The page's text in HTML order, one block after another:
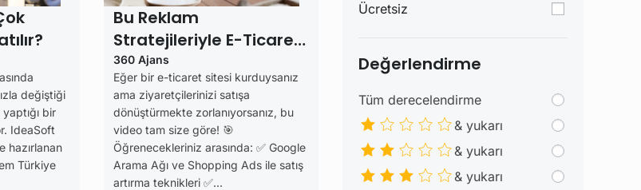
değiştiği
bir
IdeaSoft
hazırlanan
Türkiye
Bu Reklam
Stratejileriyle E-Ticaret
Satışlarınızı Katla!
360 Ajans
Eğer bir e-ticaret sitesi kurduysanız
ama ziyaretçilerinizi satışa
dönüştürmekte zorlanıyorsanız, bu
video tam size göre! 🎯
Öğrenecekleriniz arasında: ✅ Google
Arama Ağı ve Shopping Ads ile satış
artırma teknikleri ✅...
Ücretsiz
Değerlendirme
Tüm derecelendirme
& yukarı
& yukarı
& yukarı